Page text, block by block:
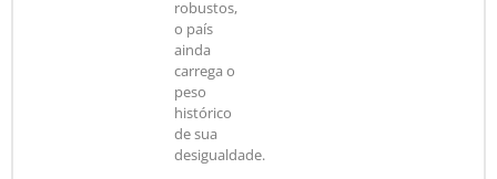
robustos,
o país
ainda
carrega o
peso
histórico
de sua
desigualdade.